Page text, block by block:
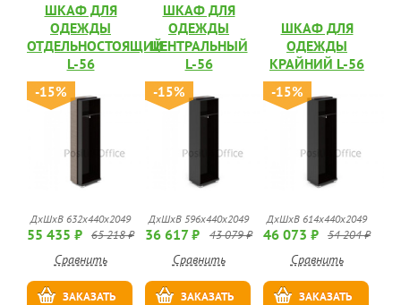
ШКАФ ДЛЯ
ОДЕЖДЫ
ОТДЕЛЬНОСТОЯЩИЙ
L-56
-15%
ДхШхВ 632х440х2049
55 435 ₽ 65 218 ₽
Сравнить
ЗАКАЗАТЬ
ШКАФ ДЛЯ
ОДЕЖДЫ
ЦЕНТРАЛЬНЫЙ
L-56
-15%
ДхШхВ 596х440х2049
36 617 ₽ 43 079 ₽
Сравнить
ЗАКАЗАТЬ
ШКАФ ДЛЯ
ОДЕЖДЫ
КРАЙНИЙ L-56
-15%
ДхШхВ 614х440х2049
46 073 ₽ 54 204 ₽
Сравнить
ЗАКАЗАТЬ